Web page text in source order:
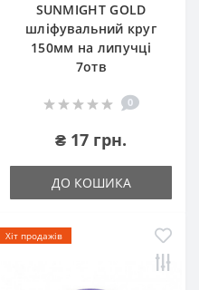
SUNMIGHT GOLD
шліфувальний круг
150мм на липучці
7отв
0
₴ 17 грн.
ДО КОШИКА
Хіт продажів